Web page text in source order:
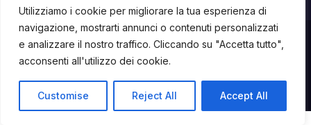
Utilizziamo i cookie per migliorare la tua esperienza di
navigazione, mostrarti annunci o contenuti personalizzati
e analizzare il nostro traffico. Cliccando su "Accetta tutto",
acconsenti all'utilizzo dei cookie.
Customise Reject All Accept All
Proudly powered by WordPress|Tema: Newsup diThemeansar
HomeFinanziamenti AgevolazioniApp #FinsubitoInformativaInfo